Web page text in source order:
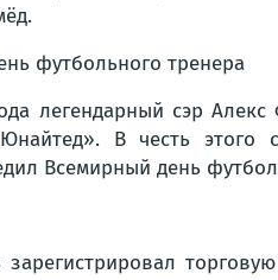
футбольного тренера
легендарный сэр
В честь этого
Всемирный день